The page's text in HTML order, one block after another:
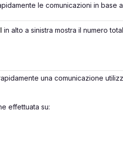
le comunicazioni in base
in alto a sinistra mostra il numero
una comunicazione
effettuata su: